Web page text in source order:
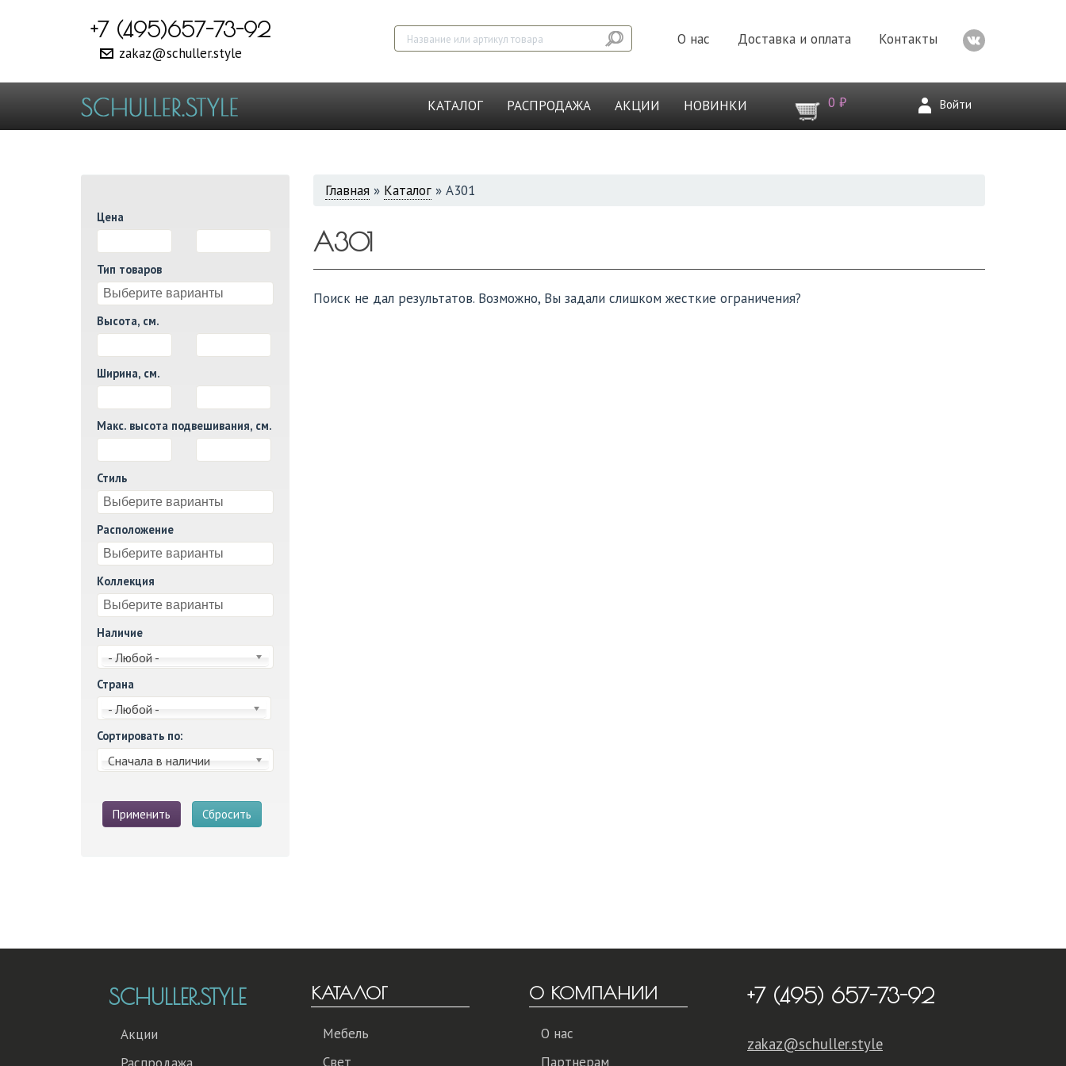
+7 (495)657-73-92
zakaz@schuller.style
О нас Доставка и оплата Контакты
КАТАЛОГ РАСПРОДАЖА АКЦИИ НОВИНКИ 0 ₽ Войти
Цена
Тип товаров
Высота, см.
Ширина, см.
Макс. высота подвешивания, см.
Стиль
Расположение
Коллекция
Наличие
- Любой -
Страна
- Любой -
Сортировать по:
Сначала в наличии
Применить Сбросить
ВЫ
ЗДЕСЬ
Главная » Каталог » А301
А301
Поиск не дал результатов. Возможно, Вы задали слишком жесткие ограничения?
SCHULLER.STYLE
Акции
КАТАЛОГ
Мебель
Свет
О КОМПАНИИ
О нас
Партнерам
+7 (495) 657-73-92
zakaz@schuller.style